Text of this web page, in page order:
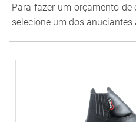
Para fazer um orçamento
selecione um dos anuciantes